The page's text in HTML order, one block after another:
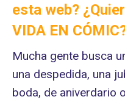
esta web?
VIDA EN CÓMIC
Mucha gente busca
una despedida, una
boda, de aniverdario